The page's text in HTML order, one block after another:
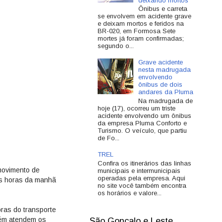
de
horas da manhã
do transporte
atendem os
Ônibus e carreta
se envolvem em acidente grave
e deixam mortos e feridos na
BR-020, em Formosa Sete
mortes já foram confirmadas;
segundo o...
Grave acidente
nesta madrugada
envolvendo
ônibus de dois
andares da Pluma
Na madrugada de
hoje (17), ocorreu um triste
acidente envolvendo um ônibus
da empresa Pluma Conforto e
Turismo. O veículo, que partiu
de Fo...
TREL
Confira os itinerários das linhas
municipais e intermunicipais
operadas pela empresa. Aqui
no site você também encontra
os horários e valore...